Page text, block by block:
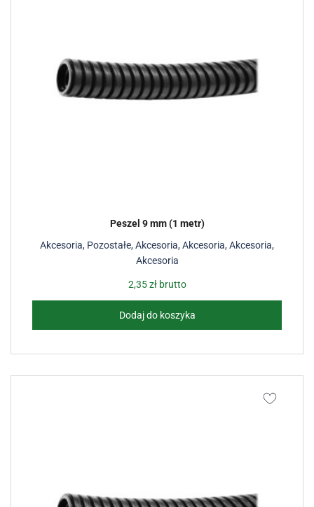
Akcesoria, Pozostałe,Akcesoria,Akcesoria,Akcesoria,
Akcesoria
Peszel 9 mm (1 metr)
2,35złbrutto
Dodaj do koszyka